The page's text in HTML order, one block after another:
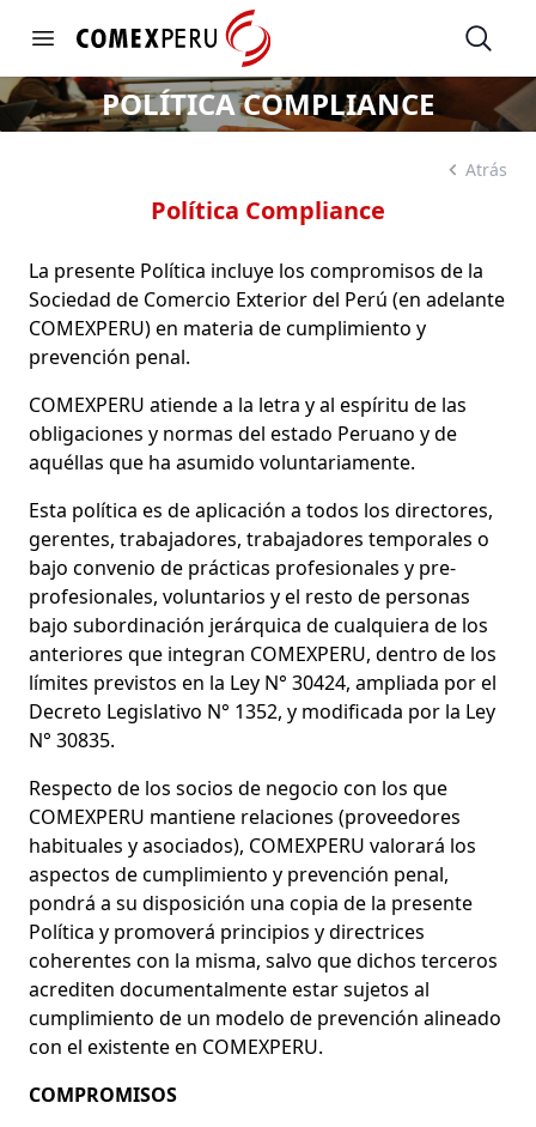
Open menu
https://www.comexperu.org.pe Open
POLÍTICA COMPLIANCE
Atrás
Política Compliance
La presente Política incluye los compromisos de la
Sociedad de Comercio Exterior del Perú (en adelante
COMEXPERU) en materia de cumplimiento y
prevención penal.
COMEXPERU atiende a la letra y al espíritu de las
obligaciones y normas del estado Peruano y de
aquéllas que ha asumido voluntariamente.
Esta política es de aplicación a todos los directores,
gerentes, trabajadores, trabajadores temporales o
bajo convenio de prácticas profesionales y pre-
profesionales, voluntarios y el resto de personas
bajo subordinación jerárquica de cualquiera de los
anteriores que integran COMEXPERU, dentro de los
límites previstos en la Ley N° 30424, ampliada por el
Decreto Legislativo N° 1352, y modificada por la Ley
N° 30835.
Respecto de los socios de negocio con los que
COMEXPERU mantiene relaciones (proveedores
habituales y asociados), COMEXPERU valorará los
aspectos de cumplimiento y prevención penal,
pondrá a su disposición una copia de la presente
Política y promoverá principios y directrices
coherentes con la misma, salvo que dichos terceros
acrediten documentalmente estar sujetos al
cumplimiento de un modelo de prevención alineado
con el existente en COMEXPERU.
COMPROMISOS